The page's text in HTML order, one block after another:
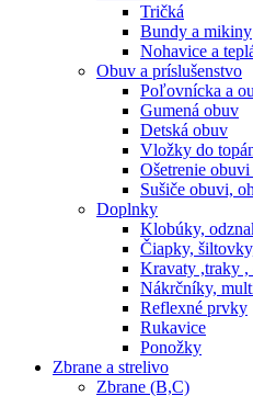
Tričká
Bundy a mikiny
Nohavice a
Obuv a príslušenstvo
Poľovnícka a
Gumená obuv
Detská obuv
Vložky do
Ošetrenie
Sušiče obuvi,
Doplnky
Klobúky,
Čiapky,
Kravaty ,traky ,
Nákrčníky,
Reflexné prvky
Rukavice
Ponožky
Zbrane a strelivo
Zbrane (B,C)